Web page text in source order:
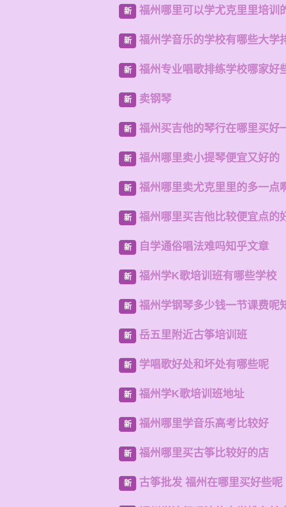
新 福州哪里可以学尤克里里培训
新 福州学音乐的学校有哪些大学
新 福州专业唱歌排练学校哪家好
新 卖钢琴
新 福州买吉他的琴行在哪里买好
新 福州哪里卖小提琴便宜又好的
新 福州哪里卖尤克里里的多一点
新 福州哪里买吉他比较便宜点的
新 自学通俗唱法难吗知乎文章
新 福州学K歌培训班有哪些学校
新 福州学钢琴多少钱一节课费呢
新 岳五里附近古筝培训班
新 学唱歌好处和坏处有哪些呢
新 福州学K歌培训班地址
新 福州哪里学音乐高考比较好
新 福州哪里买古筝比较好的店
新 古筝批发 福州在哪里买好些呢